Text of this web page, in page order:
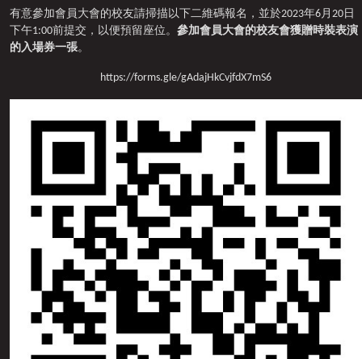
有意參加會員大會的校友請掃描以下二維碼報名，並於2023年6月20日
下午1:00前提交，以便預留座位。 參加會員大會的校友會獲贈時裝表演
的入場券一張。
https://forms.gle/gAdajHkCvjfdX7mS6